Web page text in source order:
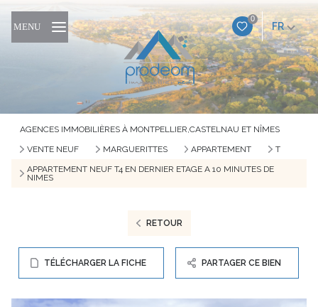
0
FR
MENU
AGENCES IMMOBILIÈRES À MONTPELLIER,CASTELNAU ET NÎMES
VENTE NEUF
MARGUERITTES APPARTEMENT
T
APPARTEMENT NEUF T4 EN DERNIER ETAGE A 10 MINUTES DE
NIMES
RETOUR
TÉLÉCHARGER LA FICHE PARTAGER CE BIEN